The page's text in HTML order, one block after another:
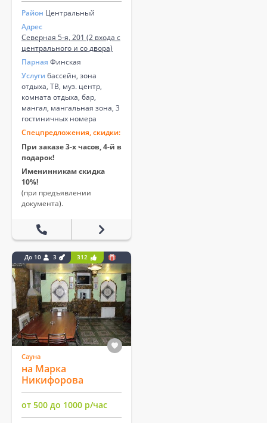
Район Центральный
Адрес
Северная 5-я, 201 (2 входа с
центрального и со двора)
Парная Финская
Услуги бассейн, зона
отдыха, ТВ, муз. центр,
комната отдыха, бар,
мангал, мангальная зона, 3
гостиничных номера
Спецпредложения, скидки:
При заказе 3-х часов, 4-й в
подарок!
Именинникам скидка
10%!
(при предъявлении
документа).
До 10 3 312
Сауна
на Марка
Никифорова
от 500 до 1000 р/час